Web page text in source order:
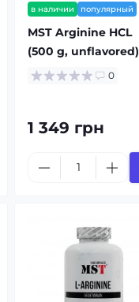
в наличии популярный
MST Arginine HCL
(500 g, unflavored)
0
1 349 грн